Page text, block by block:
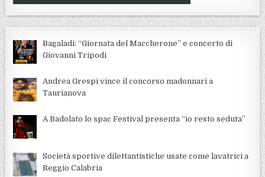
Bagaladi: “Giornata del Maccherone” e concerto di
Giovanni Tripodi
Andrea Grespi vince il concorso madonnari a
Taurianova
A Badolato lo spac Festival presenta “io resto seduta”
Società sportive dilettantistiche usate come lavatrici a
Reggio Calabria